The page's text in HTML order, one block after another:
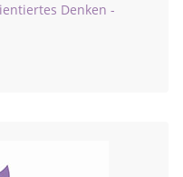
Denken -